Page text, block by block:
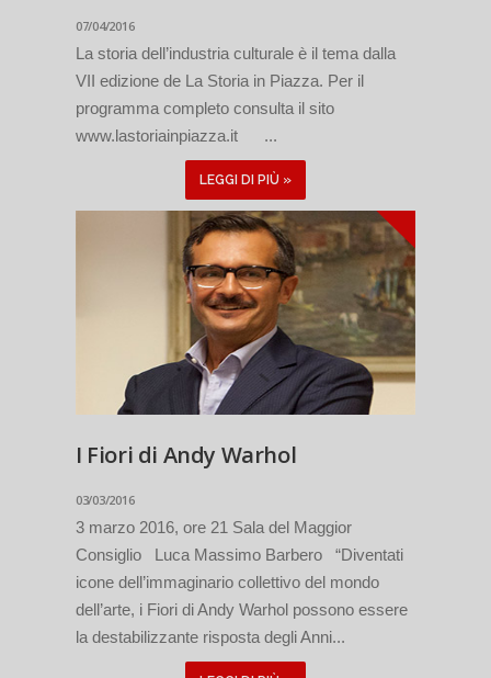
07/04/2016
La storia dell’industria culturale è il tema dalla
VII edizione de La Storia in Piazza. Per il
programma completo consulta il sito
www.lastoriainpiazza.it ...
LEGGI DI PIÙ »
I Fiori di Andy Warhol
03/03/2016
3 marzo 2016, ore 21 Sala del Maggior
Consiglio Luca Massimo Barbero “Diventati
icone dell’immaginario collettivo del mondo
dell’arte, i Fiori di Andy Warhol possono essere
la destabilizzante risposta degli Anni...